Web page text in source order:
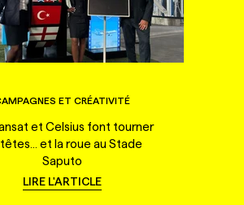
ET CRÉATIVITÉ
et Celsius font tourner
et la roue au Stade
Saputo
LIRE L'ARTICLE